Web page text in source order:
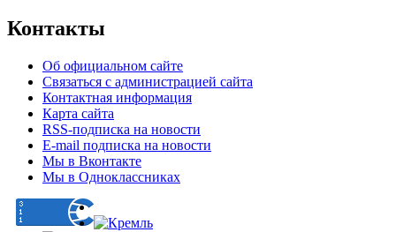
Контакты
Об официальном сайте
Связаться с администрацией сайта
Контактная информация
Карта сайта
RSS-подписка на новости
E-mail подписка на новости
Мы в Вконтакте
Мы в Одноклассниках